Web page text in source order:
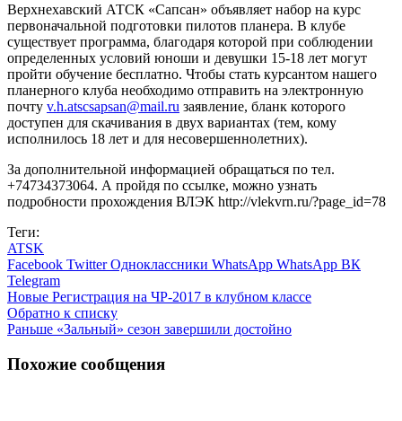
Верхнехавский АТСК «Сапсан» объявляет набор на курс
первоначальной подготовки пилотов планера. В клубе
существует программа, благодаря которой при соблюдении
определенных условий юноши и девушки 15-18 лет могут
пройти обучение бесплатно. Чтобы стать курсантом нашего
планерного клуба необходимо отправить на электронную
почту v.h.atscsapsan@mail.ru заявление, бланк которого
доступен для скачивания в двух вариантах (тем, кому
исполнилось 18 лет и для несовершеннолетних).
За дополнительной информацией обращаться по тел.
+74734373064. А пройдя по ссылке, можно узнать
подробности прохождения ВЛЭК http://vlekvrn.ru/?page_id=78
Теги:
ATSK
Facebook Twitter Одноклассники WhatsApp WhatsApp ВК
Telegram
Новые Регистрация на ЧР-2017 в клубном классе
Обратно к списку
Раньше «Зальный» сезон завершили достойно
Похожие сообщения